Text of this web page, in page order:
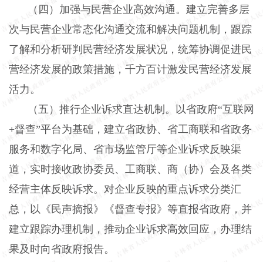
（四）加强与民营企业高效沟通。 建立完善多层
次与民营企业常态化沟通交流和解决问题机制，跟踪
了解和分析研判民营经济发展状况，统筹协调促进民
营经济发展的政策措施，千方百计激发民营经济发展
活力。
（五）推行企业诉求直达机制。
以省政府“互联网
+督查”平台为基础，建立省政协、省工商联和省政务
服务和数字化局、省市场监管厅等企业诉求反映渠
道，实时接收政协委员、工商联、商（协）会及各类
经营主体反映诉求。对企业反映的重点诉求分类汇
总，以《民声摘报》《督查专报》等直报省政府，并
建立跟踪办理机制，推动企业诉求高效回应，办理结
果及时向省政府报告。